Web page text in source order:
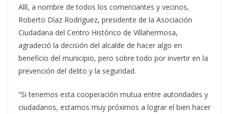
Allí, a nombre de todos los comerciantes y vecinos,
Roberto Díaz Rodríguez, presidente de la Asociación
Ciudadana del Centro Histórico de Villahermosa,
agradeció la decisión del alcalde de hacer algo en
beneficio del municipio, pero sobre todo por invertir en la
prevención del delito y la seguridad.
“Si tenemos esta cooperación mutua entre autoridades y
ciudadanos, estamos muy próximos a lograr el bien hacer